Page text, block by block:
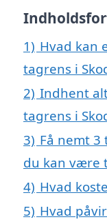
1) Hvad kan
tagrens i
2) Indhent
tagrens i
3) Få nemt 3
du kan være
4) Hvad
5) Hvad